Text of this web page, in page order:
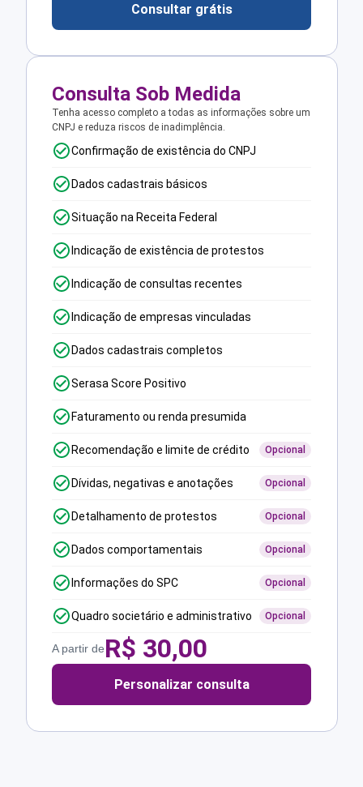
Consultar grátis
Consulta Sob Medida
Tenha acesso completo a todas as informações sobre um
CNPJ e reduza riscos de inadimplência.
Confirmação de existência do CNPJ
Dados cadastrais básicos
Situação na Receita Federal
Indicação de existência de protestos
Indicação de consultas recentes
Indicação de empresas vinculadas
Dados cadastrais completos
Serasa Score Positivo
Faturamento ou renda presumida
Recomendação e limite de crédito Opcional
Dívidas, negativas e anotações Opcional
Detalhamento de protestos Opcional
Dados comportamentais Opcional
Informações do SPC Opcional
Quadro societário e administrativo Opcional
A partir deR$ 30,00
Personalizar consulta